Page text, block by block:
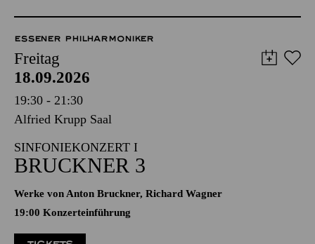
ESSENER PHILHARMONIKER
Freitag
18.09.2026
19:30 - 21:30
Alfried Krupp Saal
SINFONIEKONZERT I
BRUCKNER 3
Werke von Anton Bruckner, Richard Wagner
19:00 Konzerteinführung